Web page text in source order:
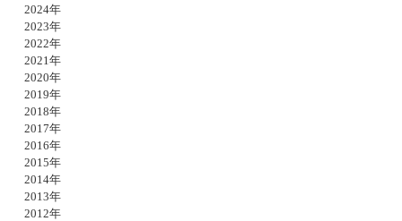
2024年
2023年
2022年
2021年
2020年
2019年
2018年
2017年
2016年
2015年
2014年
2013年
2012年